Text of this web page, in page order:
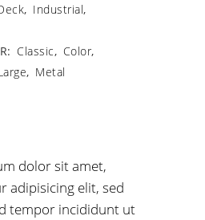
, Industrial,
Classic, Color,
, Metal
dolor sit amet,
adipisicing elit, sed
tempor incididunt ut